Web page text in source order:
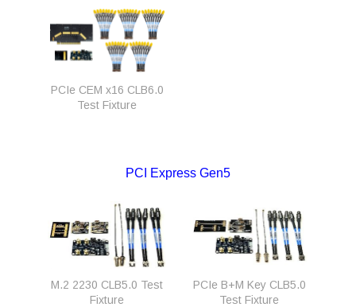
PCIe CEM x16 CLB6.0
Test Fixture
PCI Express Gen5
M.2 2230 CLB5.0 Test
Fixture
PCIe B+M Key CLB5.0
Test Fixture